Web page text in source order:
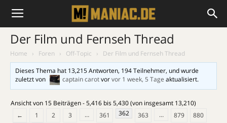
Der Film und Fernseh Thread
Home › Foren › Off-Topic ›
Der Film und Fernseh Thread
Dieses Thema hat 13,215 Antworten, 194 Teilnehmer, und wurde
zuletzt von
captain carotvorvor 1 week, 5 Tage aktualisiert.
Ansicht von 15 Beiträgen - 5,416 bis 5,430 (von insgesamt 13,210)
←
1 2 3 … 361 362 363 … 879
880